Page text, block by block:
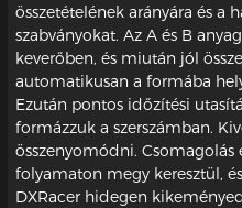
összetételének arányára és a
szabványokat. Az A és B
keverőben, és miután jól
automatikusan a formába
Ezután pontos időzítési
formázzuk a szerszámban.
összenyomódni.
folyamaton megy keresztül,
DXRacer hidegen